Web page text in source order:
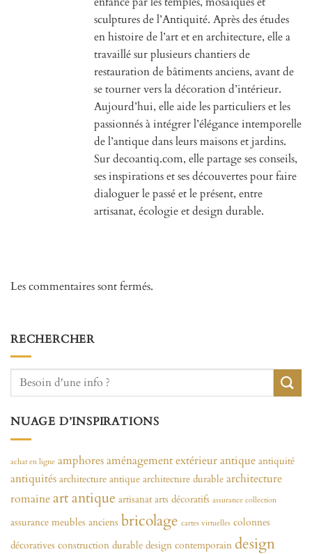
sculptures de l’Antiquité. Après des études
en histoire de l’art et en architecture, elle a
travaillé sur plusieurs chantiers de
restauration de bâtiments anciens, avant de
se tourner vers la décoration d’intérieur.
Aujourd’hui, elle aide les particuliers et les
passionnés à intégrer l’élégance intemporelle
de l’antique dans leurs maisons et jardins.
Sur decoantiq.com, elle partage ses conseils,
ses inspirations et ses découvertes pour faire
dialoguer le passé et le présent, entre
artisanat, écologie et design durable.
Les commentaires sont fermés.
RECHERCHER
NUAGE D’INSPIRATIONS
achat en ligne amphoresaménagement extérieurantique antiquité
antiquités architecture antique architecture durable architecture
romaineart antique artisanat arts décoratifs assurance collection
assurance meubles anciens bricolage cartes virtuelles colonnes
décoratives construction durable design contemporain design